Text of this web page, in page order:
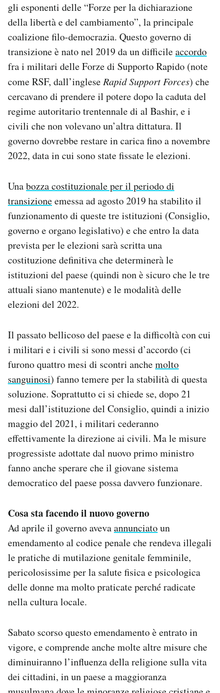
gli esponenti delle “Forze per la dichiarazione
della libertà e del cambiamento”, la principale
coalizione filo-democrazia. Questo governo di
transizione è nato nel 2019 da un difficileaccordo
fra i militari delle Forze di Supporto Rapido (note
come RSF, dall’ingleseRapid Support Forces) che
cercavano di prendere il potere dopo la caduta del
regime autoritario trentennale di al Bashir, e i
civili che non volevano un’altra dittatura. Il
governo dovrebbe restare in carica fino a novembre
2022, data in cui sono state fissate le elezioni.
Unabozza costituzionale per il periodo di
transizioneemessa ad agosto 2019 ha stabilito il
funzionamento di queste tre istituzioni (Consiglio,
governo e organo legislativo) e che entro la data
prevista per le elezioni sarà scritta una
costituzione definitiva che determinerà le
istituzioni del paese (quindi non è sicuro che le tre
attuali siano mantenute) e le modalità delle
elezioni del 2022.
Il passato bellicoso del paese e la difficoltà con cui
i militari e i civili si sono messi d’accordo (ci
furono quattro mesi di scontri anchemolto
sanguinosi) fanno temere per la stabilità di questa
soluzione. Soprattutto ci si chiede se, dopo 21
mesi dall’istituzione del Consiglio, quindi a inizio
maggio del 2021, i militari cederanno
effettivamente la direzione ai civili. Ma le misure
progressiste adottate dal nuovo primo ministro
fanno anche sperare che il giovane sistema
democratico del paese possa davvero funzionare.
Cosa sta facendo il nuovo governo
Ad aprile il governo avevaannunciatoun
emendamento al codice penale che rendeva illegali
le pratiche di mutilazione genitale femminile,
pericolosissime per la salute fisica e psicologica
delle donne ma molto praticate perché radicate
nella cultura locale.
Sabato scorso questo emendamento è entrato in
vigore, e comprende anche molte altre misure che
diminuiranno l’influenza della religione sulla vita
dei cittadini, in un paese a maggioranza